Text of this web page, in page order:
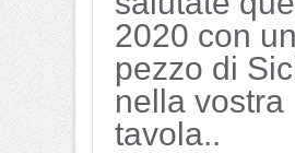
2020 con un
pezzo di
nella vostra
tavola..